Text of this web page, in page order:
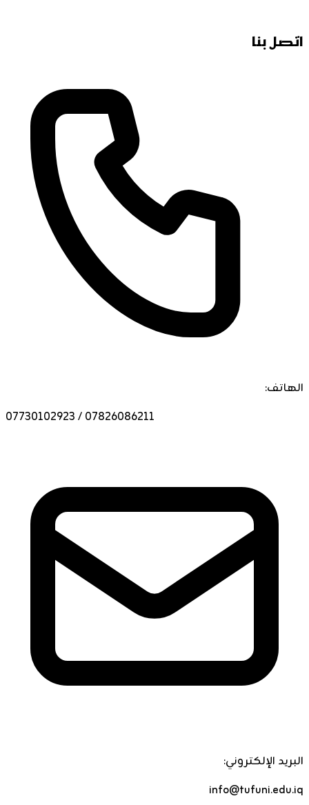
اتصل بنا
الهاتف:
07730102923 / 07826086211
البريد الإلكتروني:
info@tufuni.edu.iq